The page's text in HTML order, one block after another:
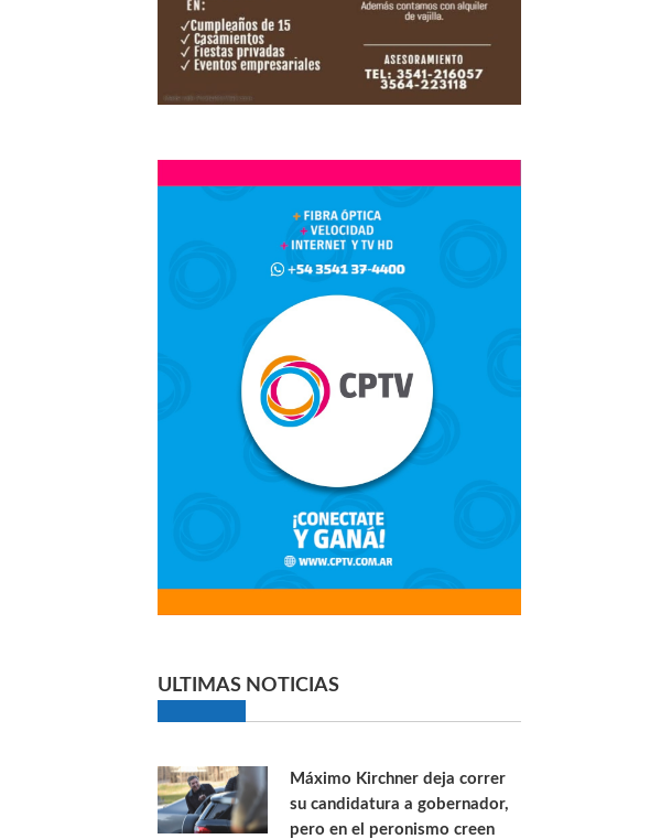
ULTIMAS NOTICIAS
Máximo Kirchner deja correr
su candidatura a gobernador,
pero en el peronismo creen